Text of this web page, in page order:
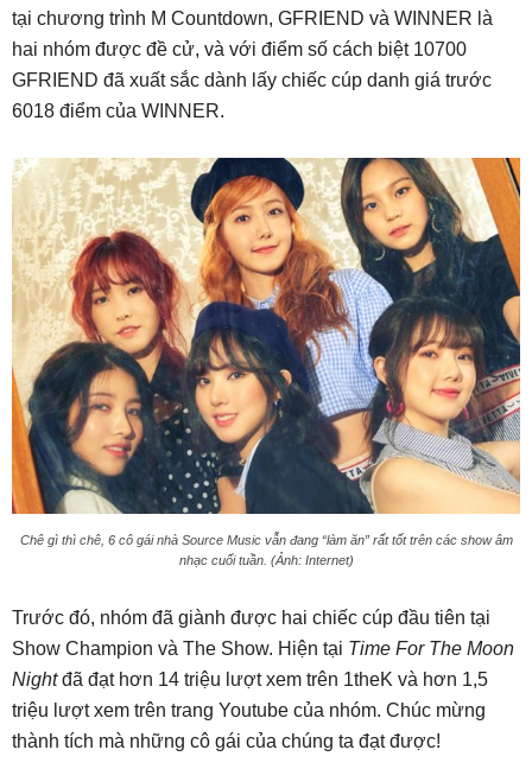
tại chương trình M Countdown, GFRIEND và WINNER là
hai nhóm được đề cử, và với điểm số cách biệt 10700
GFRIEND đã xuất sắc dành lấy chiếc cúp danh giá trước
6018 điểm của WINNER.
Chê gì thì chê, 6 cô gái nhà Source Music vẫn đang “làm ăn” rất tốt trên các show âm
nhạc cuối tuần. (Ảnh: Internet)
Trước đó, nhóm đã giành được hai chiếc cúp đầu tiên tại
Show Champion và The Show. Hiện tại Time For The Moon
Nightđã đạt hơn 14 triệu lượt xem trên 1theK và hơn 1,5
triệu lượt xem trên trang Youtube của nhóm. Chúc mừng
thành tích mà những cô gái của chúng ta đạt được!